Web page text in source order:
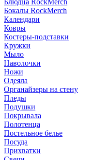
Блюдца RockMerch
Бокалы RockMerch
Календари
Ковры
Костеры-подставки
Кружки
Мыло
Наволочки
Ножи
Одеяла
Органайзеры на стену
Пледы
Подушки
Покрывала
Полотенца
Постельное белье
Посуда
Прихватки